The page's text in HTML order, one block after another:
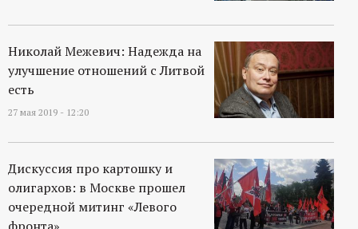
Николай Межевич: Надежда на
улучшение отношений с Литвой
есть
27 мая 2019 - 12:20
Дискуссия про картошку и
олигархов: в Москве прошел
очередной митинг «Левого